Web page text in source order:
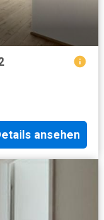
ansehen